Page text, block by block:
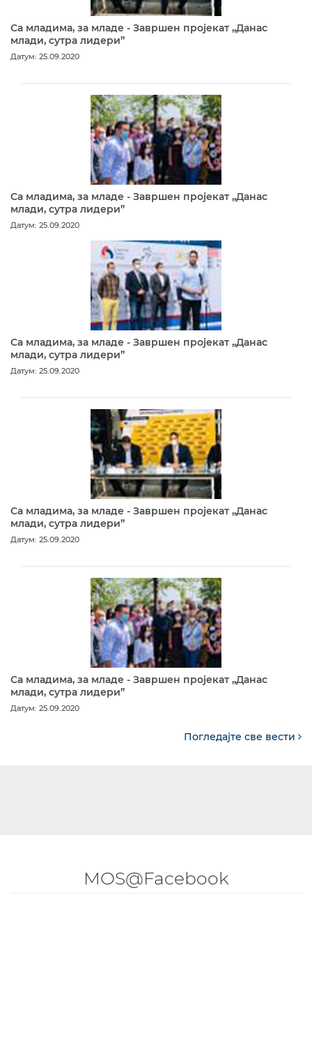
Са младима, за младе - Завршен пројекат „Данас
млади, сутра лидери”
Датум: 25.09.2020
Са младима, за младе - Завршен пројекат „Данас
млади, сутра лидери”
Датум: 25.09.2020
Са младима, за младе - Завршен пројекат „Данас
млади, сутра лидери”
Датум: 25.09.2020
Са младима, за младе - Завршен пројекат „Данас
млади, сутра лидери”
Датум: 25.09.2020
Са младима, за младе - Завршен пројекат „Данас
млади, сутра лидери”
Датум: 25.09.2020
Погледајте све вести
MOS@Facebook